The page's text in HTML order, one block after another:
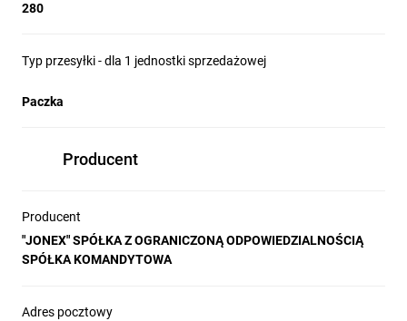
280
Typ przesyłki - dla 1 jednostki sprzedażowej
Paczka
Producent
Producent
"JONEX" SPÓŁKA Z OGRANICZONĄ ODPOWIEDZIALNOŚCIĄ
SPÓŁKA KOMANDYTOWA
Adres pocztowy